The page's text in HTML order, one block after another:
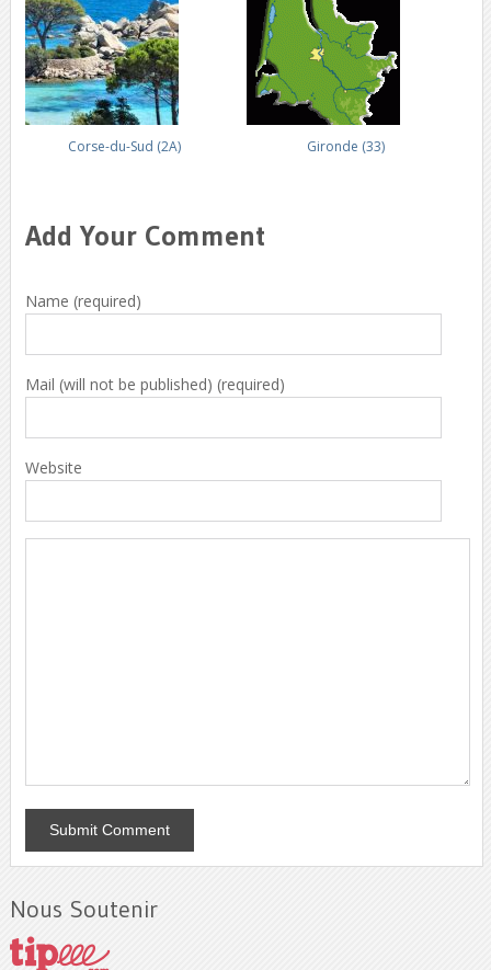
Corse-du-Sud (2A) Gironde (33)
Add Your Comment
Name (required)
Mail (will not be published) (required)
Website
Nous Soutenir